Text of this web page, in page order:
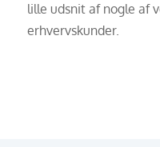
lille udsnit af nogle af
erhvervskunder.